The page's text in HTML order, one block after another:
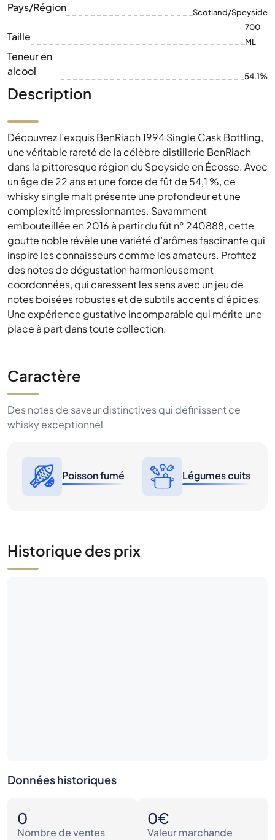
Pays/Région Scotland/Speyside
Taille
700
ML
Teneur en
alcool
54.1%
Description
Découvrez l’exquis BenRiach 1994 Single Cask Bottling,
une véritable rareté de la célèbre distillerie BenRiach
dans la pittoresque région du Speyside en Écosse. Avec
un âge de 22 ans et une force de fût de 54,1 %, ce
whisky single malt présente une profondeur et une
complexité impressionnantes. Savamment
embouteillée en 2016 à partir du fût n° 240888, cette
goutte noble révèle une variété d’arômes fascinante qui
inspire les connaisseurs comme les amateurs. Profitez
des notes de dégustation harmonieusement
coordonnées, qui caressent les sens avec un jeu de
notes boisées robustes et de subtils accents d’épices.
Une expérience gustative incomparable qui mérite une
place à part dans toute collection.
Caractère
Des notes de saveur distinctives qui définissent ce
whisky exceptionnel
Poisson fumé Légumes cuits
Historique des prix
Données historiques
0
Nombre de ventes
0€
Valeur marchande